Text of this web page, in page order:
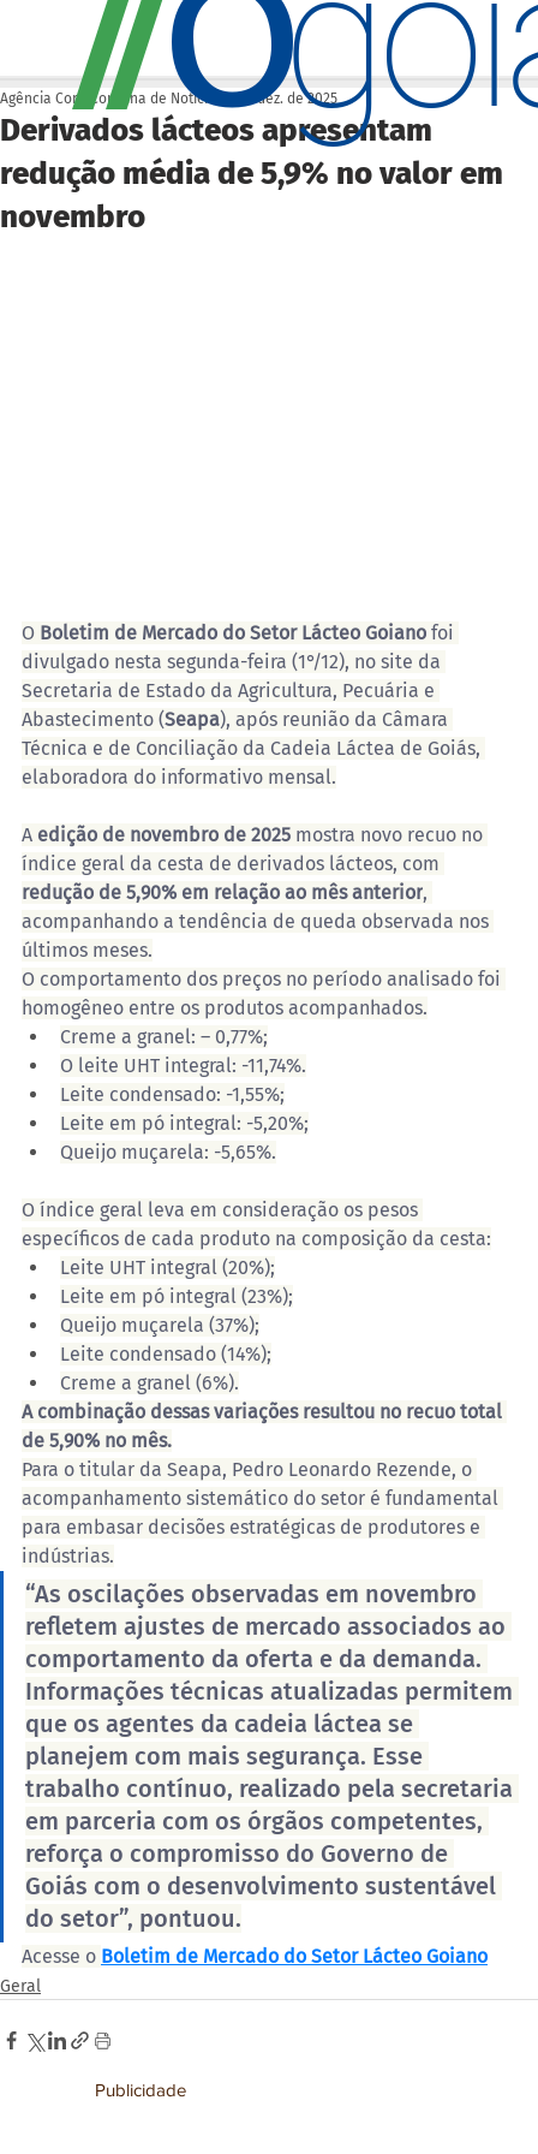
Derivados lácteos apresentam
redução média de 5,9% no valor em
novembro
Agência Cora Coralina de Notícias 2 de dez. de 2025
O Boletim de Mercado do Setor Lácteo Goiano foi
divulgado nesta segunda-feira (1°/12), no site da
Secretaria de Estado da Agricultura, Pecuária e
Abastecimento (Seapa), após reunião da Câmara
Técnica e de Conciliação da Cadeia Láctea de Goiás,
elaboradora do informativo mensal.
A edição de novembro de 2025 mostra novo recuo no
índice geral da cesta de derivados lácteos, com
redução de 5,90% em relação ao mês anterior,
acompanhando a tendência de queda observada nos
últimos meses.
O comportamento dos preços no período analisado foi
homogêneo entre os produtos acompanhados.
Creme a granel: – 0,77%;
O leite UHT integral: -11,74%.
Leite condensado: -1,55%;
Leite em pó integral: -5,20%;
Queijo muçarela: -5,65%.
O índice geral leva em consideração os pesos
específicos de cada produto na composição da cesta:
Leite UHT integral (20%);
Leite em pó integral (23%);
Queijo muçarela (37%);
Leite condensado (14%);
Creme a granel (6%).
A combinação dessas variações resultou no recuo total
de 5,90% no mês.
Para o titular da Seapa, Pedro Leonardo Rezende, o
acompanhamento sistemático do setor é fundamental
para embasar decisões estratégicas de produtores e
indústrias.
“As oscilações observadas em novembro
refletem ajustes de mercado associados ao
comportamento da oferta e da demanda.
Informações técnicas atualizadas permitem
que os agentes da cadeia láctea se
planejem com mais segurança. Esse
trabalho contínuo, realizado pela secretaria
em parceria com os órgãos competentes,
reforça o compromisso do Governo de
Goiás com o desenvolvimento sustentável
do setor”, pontuou.
Acesse o Boletim de Mercado do Setor Lácteo Goiano
Geral
Publicidade